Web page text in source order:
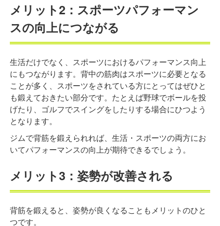
メリット2：スポーツパフォーマン
スの向上につながる
生活だけでなく、スポーツにおけるパフォーマンス向上
にもつながります。背中の筋肉はスポーツに必要となる
ことが多く、スポーツをされている方にとってはぜひと
も鍛えておきたい部分です。たとえば野球でボールを投
げたり、ゴルフでスイングをしたりする場合にひつよう
となります。
ジムで背筋を鍛えられれば、生活・スポーツの両方にお
いてパフォーマンスの向上が期待できるでしょう。
メリット3：姿勢が改善される
背筋を鍛えると、姿勢が良くなることもメリットのひと
つです。